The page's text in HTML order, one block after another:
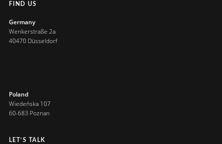
FIND US
Germany
Wenkerstraße 2a
40470 Düsseldorf
Poland
Wiedeńska 107
60-683 Poznan
LET’S TALK